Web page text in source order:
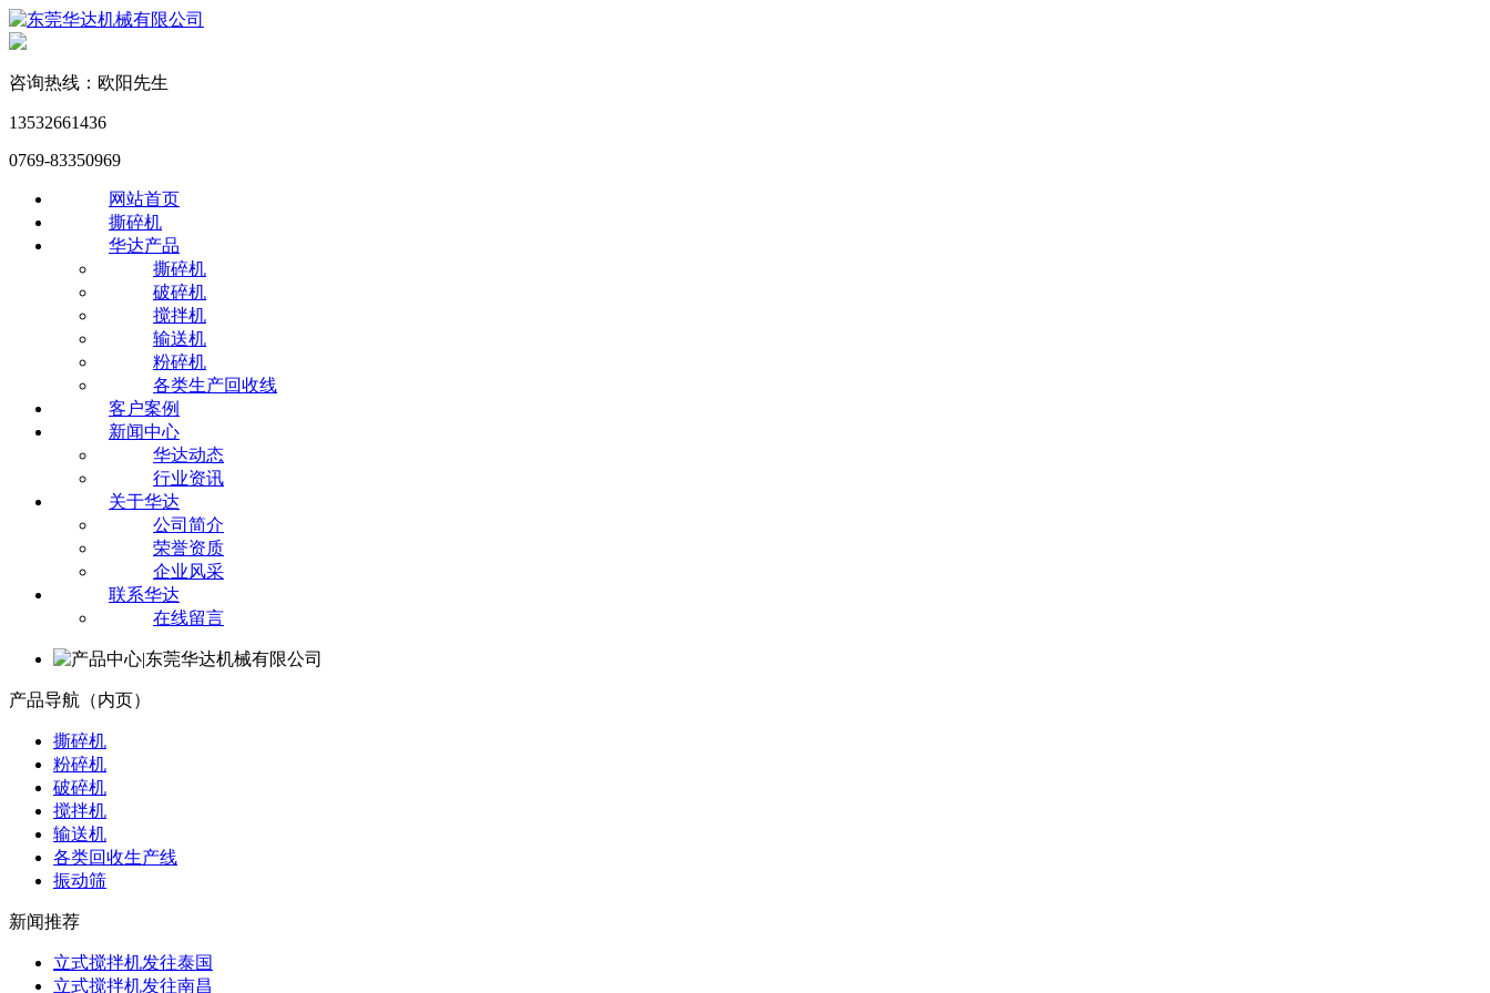
咨询热线：欧阳先生
13532661436
0769-83350969
网站首页
撕碎机
华达产品
撕碎机
破碎机
搅拌机
输送机
粉碎机
各类生产回收线
客户案例
新闻中心
华达动态
行业资讯
关于华达
公司简介
荣誉资质
企业风采
联系华达
在线留言
产品导航（内页）
撕碎机
粉碎机
破碎机
搅拌机
输送机
各类回收生产线
振动筛
新闻推荐
立式搅拌机发往泰国
立式搅拌机发往南昌